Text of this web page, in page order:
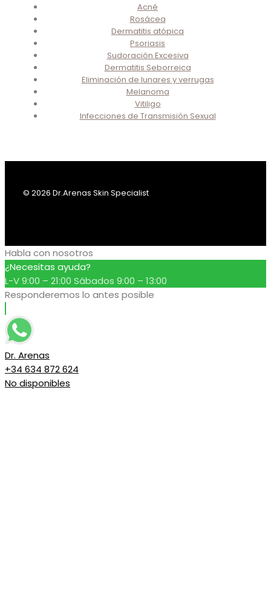
Acné
Rosácea
Dermatitis atópica
Psoriasis
Sudoración Excesiva
Dermatitis Seborreica
Eliminación de lunares y verrugas
Melanoma
Vitiligo
Infecciones de Transmisión Sexual
© 2026 Dr.Arenas Skin Specialist
Habla con nosotros
¿Necesitas ayuda?
L-V 9:00 – 21:00 Sábados 9:00 – 13:00
Responderemos lo antes posible
Dr. Arenas
+34 634 872 624
No disponibles